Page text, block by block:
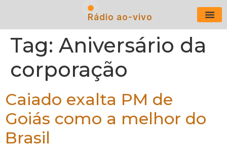
Rádio ao-vivo
Tag: Aniversário da
corporação
Caiado exalta PM de
Goiás como a melhor do
Brasil